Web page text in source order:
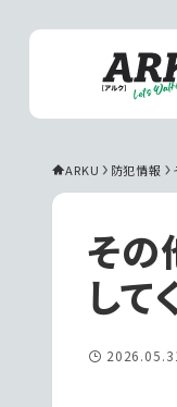
ARKU 防犯情報
その
して